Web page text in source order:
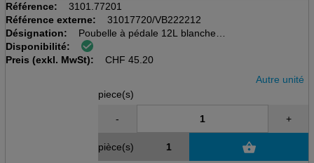
Référence:
3101.77201
Référence externe:
31017720/VB222212
Désignation:
Poubelle à pédale 12L blanche
D248mm, B295mm, L255mm, H400mm
avec seau intérieur
Disponibilité:
Preis (exkl. MwSt):
CHF 45.20
Autre unité
piece(s)
- +
pièce(s)